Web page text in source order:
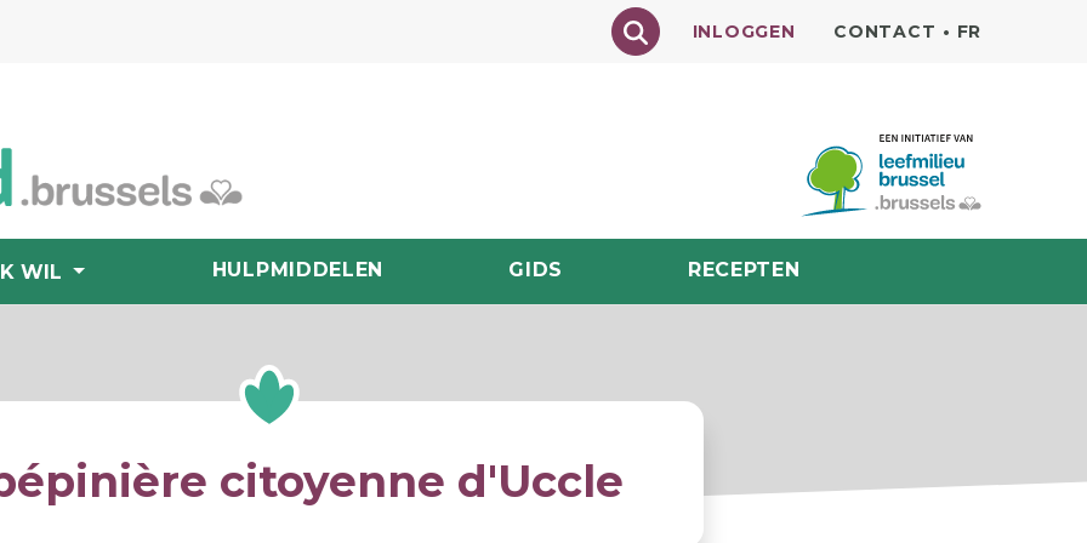
Texte à rechercher
INLOGGEN CONTACT • FR
IK WIL HULPMIDDELEN GIDS RECEPTEN
citoyenne d'Uccle